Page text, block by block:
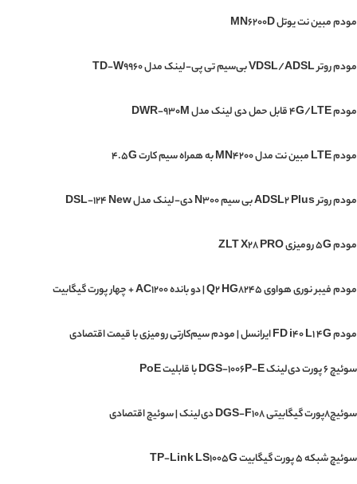
مودم مبین نت یوتل MN6200D
مودم روتر VDSL/ADSL بی‌سیم تی پی-لینک مدل TD-W9960
مودم 4G/LTE قابل حمل دی لینک مدل DWR-930M
مودم LTE مبین نت مدل MN4200 به همراه سیم کارت 4.5G
مودم روتر ADSL2 Plus بی سیم N300 دی-لینک مدل DSL-124 New
مودم 5G رومیزی ZLT X28 PRO
مودم فیبر نوری هواوی Q2 HG8245 | دو بانده AC1200 + چهار پورت گیگابیت
مودم FD i40 L1 4G ایرانسل | مودم سیم‌کارتی رومیزی با قیمت اقتصادی
سوئیچ ۶ پورت دی‌لینک DGS-1006P-E با قابلیت PoE
سوئیچ۸پورت گیگابیتی DGS-F108 دی‌لینک | سوئیچ اقتصادی
سوئیچ شبکه 5 پورت گیگابیت TP-Link LS1005G